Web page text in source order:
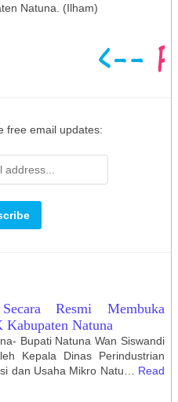
Natuna. (Ilham)
free email updates:
Resmi Membuka
Natuna
Bupati Natuna Wan Siswandi
Kepala Dinas Perindustrian
dan Usaha Mikro Natu…
Read